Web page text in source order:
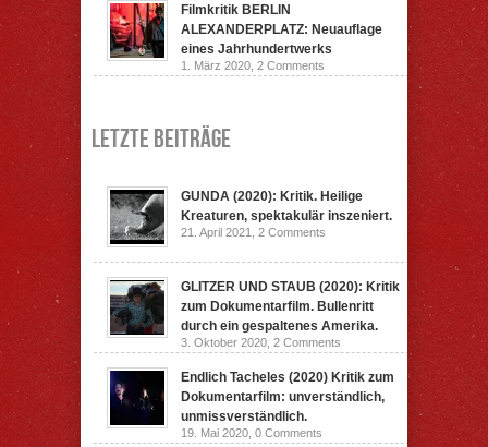
Filmkritik BERLIN
ALEXANDERPLATZ: Neuauflage
eines Jahrhundertwerks
1. März 2020, 2 Comments
Letzte Beiträge
GUNDA (2020): Kritik. Heilige
Kreaturen, spektakulär inszeniert.
21. April 2021, 2 Comments
GLITZER UND STAUB (2020): Kritik
zum Dokumentarfilm. Bullenritt
durch ein gespaltenes Amerika.
3. Oktober 2020, 2 Comments
Endlich Tacheles (2020) Kritik zum
Dokumentarfilm: unverständlich,
unmissverständlich.
19. Mai 2020, 0 Comments